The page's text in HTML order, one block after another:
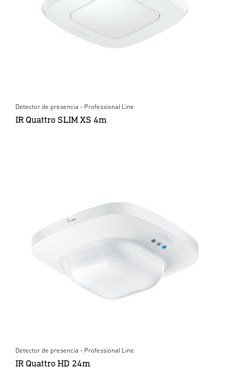
Detector de presencia - Professional Line
IR Quattro SLIM XS 4m
Detector de presencia - Professional Line
IR Quattro HD 24m